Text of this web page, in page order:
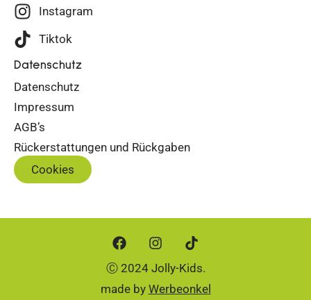
Instagram
Tiktok
Datenschutz
Datenschutz
Impressum
AGB’s
Rückerstattungen und Rückgaben
Cookies
made by Werbeonkel
Ⓒ 2024 Jolly-Kids.